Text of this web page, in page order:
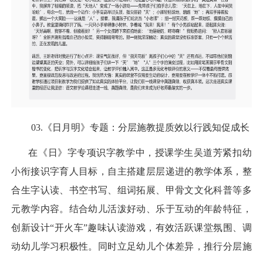
03. 《日月明》专题：分层施教提质效以行践知促成长
在《日》字专项识字教学中，授课学生吴道芳紧扣幼
小衔接识字育人目标，自主搭建层层递进的教学体系，整
合生字认读、书空书写、组词拓展、甲骨文文化科普等多
元教学内容。结合幼儿活泼好动、乐于互动的年龄特征，
创新设计“开火车”趣味认读游戏，有效活跃课堂氛围、调
动幼儿学习积极性。同时立足幼儿个体差异，推行分层施